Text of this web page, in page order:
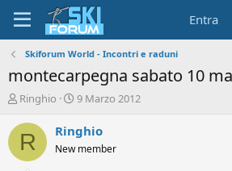
Entra
Skiforum World - Incontri e raduni
montecarpegna sabato 10
A
t
o
r
Ringhio
D
t
a
d
9 Marzo 2012
R Ringhio
New member